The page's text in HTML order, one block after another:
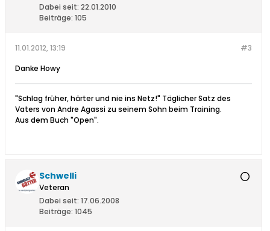
Dabei seit: 22.01.2010
Beiträge: 105
#3
11.01.2012, 13:19
Danke Howy
"Schlag früher, härter und nie ins Netz!" Täglicher Satz des
Vaters von Andre Agassi zu seinem Sohn beim Training.
Aus dem Buch "Open".
Schwelli
Veteran
Dabei seit: 17.06.2008
Beiträge: 1045